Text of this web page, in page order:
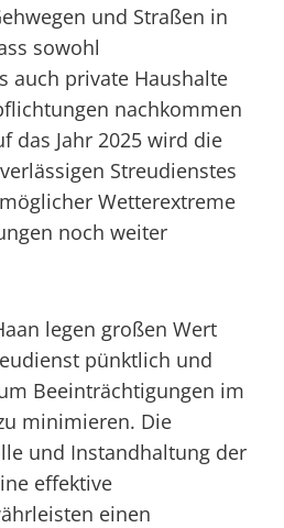
und Straßen in
sowohl
auch private Haushalte
nachkommen
das Jahr 2025 wird die
Streudienstes
Wetterextreme
noch weiter
legen großen Wert
pünktlich und
Beeinträchtigungen im
minimieren. Die
und Instandhaltung der
effektive
einen